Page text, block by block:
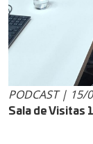
PODCAST | 15/
Sala de Visitas